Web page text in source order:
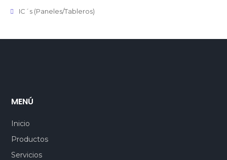
IC´s (Paneles/Tableros)
MENÚ
Inicio
Productos
Servicios